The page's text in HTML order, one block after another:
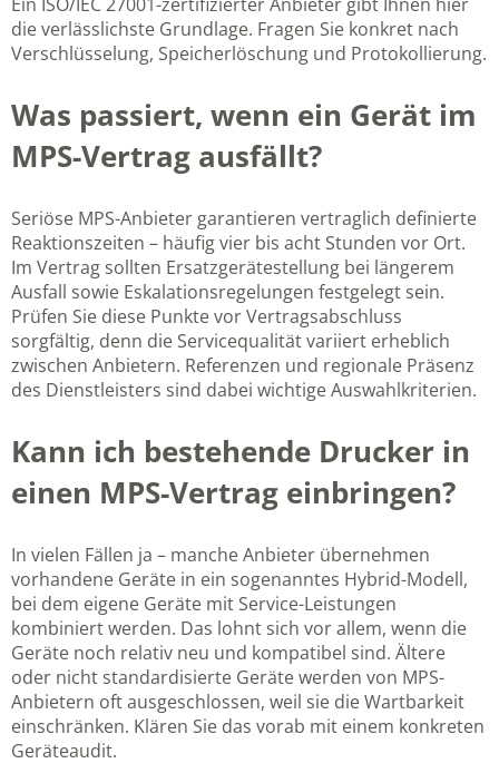
die verlässlichste Grundlage. Fragen Sie konkret nach
Verschlüsselung, Speicherlöschung und Protokollierung.
Was passiert, wenn ein Gerät im
MPS-Vertrag ausfällt?
Seriöse MPS-Anbieter garantieren vertraglich definierte
Reaktionszeiten – häufig vier bis acht Stunden vor Ort.
Im Vertrag sollten Ersatzgerätestellung bei längerem
Ausfall sowie Eskalationsregelungen festgelegt sein.
Prüfen Sie diese Punkte vor Vertragsabschluss
sorgfältig, denn die Servicequalität variiert erheblich
zwischen Anbietern. Referenzen und regionale Präsenz
des Dienstleisters sind dabei wichtige Auswahlkriterien.
Kann ich bestehende Drucker in
einen MPS-Vertrag einbringen?
In vielen Fällen ja – manche Anbieter übernehmen
vorhandene Geräte in ein sogenanntes Hybrid-Modell,
bei dem eigene Geräte mit Service-Leistungen
kombiniert werden. Das lohnt sich vor allem, wenn die
Geräte noch relativ neu und kompatibel sind. Ältere
oder nicht standardisierte Geräte werden von MPS-
Anbietern oft ausgeschlossen, weil sie die Wartbarkeit
einschränken. Klären Sie das vorab mit einem konkreten
Geräteaudit.